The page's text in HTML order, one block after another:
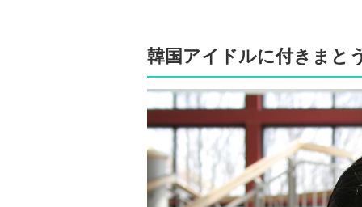
韓国アイドルに付きまと